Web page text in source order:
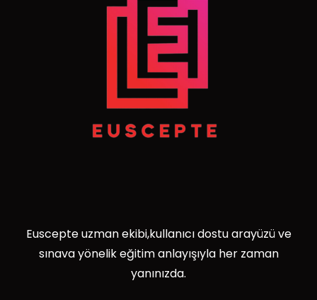
Euscepte uzman ekibi,kullanıcı dostu arayüzü ve
sınava yönelik eğitim anlayışıyla her zaman
yanınızda.